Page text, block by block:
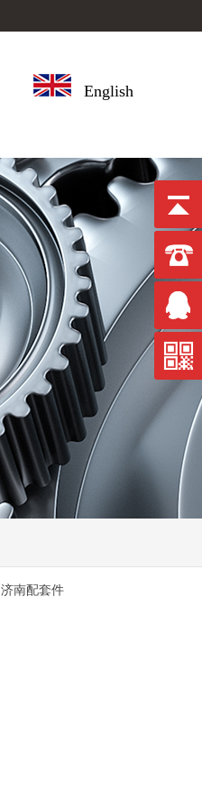
English
济南配套件